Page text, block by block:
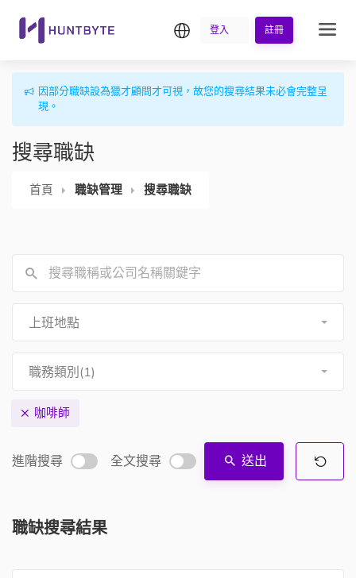
繁中登入 註冊
因部分職缺設為獵才顧問才可視，故您的搜尋結果未必會完整呈
現。
搜尋職缺
首頁 職缺管理 搜尋職缺
上班地點
職務類別(1)
咖啡師
進階搜尋 全文搜尋 送出
職缺搜尋結果